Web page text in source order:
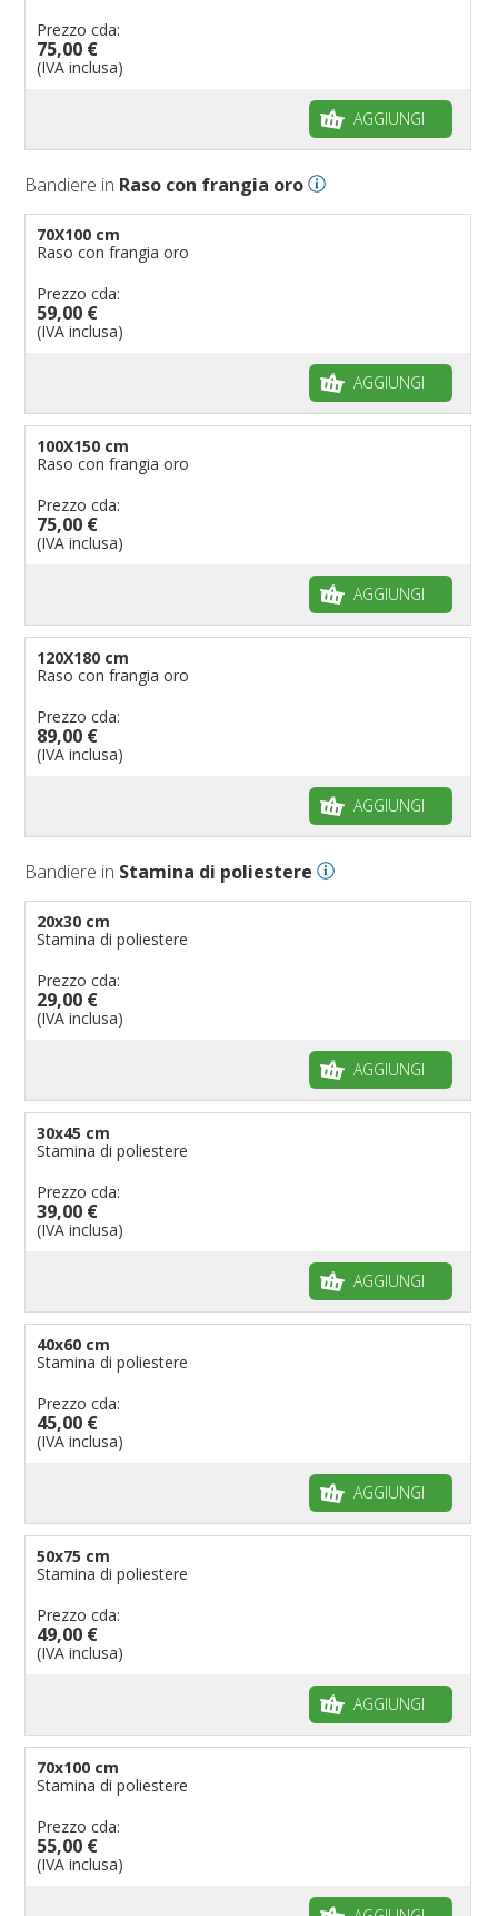
Prezzo cda:
75,00 €
(IVA inclusa)
AGGIUNGI
Bandiere in Raso con frangia oro
70X100 cm
Raso con frangia oro
Prezzo cda:
59,00 €
(IVA inclusa)
AGGIUNGI
100X150 cm
Raso con frangia oro
Prezzo cda:
75,00 €
(IVA inclusa)
AGGIUNGI
120X180 cm
Raso con frangia oro
Prezzo cda:
89,00 €
(IVA inclusa)
AGGIUNGI
Bandiere in Stamina di poliestere
20x30 cm
Stamina di poliestere
Prezzo cda:
29,00 €
(IVA inclusa)
AGGIUNGI
30x45 cm
Stamina di poliestere
Prezzo cda:
39,00 €
(IVA inclusa)
AGGIUNGI
40x60 cm
Stamina di poliestere
Prezzo cda:
45,00 €
(IVA inclusa)
AGGIUNGI
50x75 cm
Stamina di poliestere
Prezzo cda:
49,00 €
(IVA inclusa)
AGGIUNGI
70x100 cm
Stamina di poliestere
Prezzo cda:
55,00 €
(IVA inclusa)